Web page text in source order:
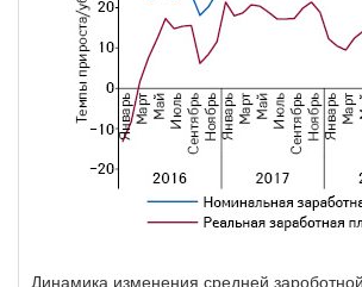
Динамика изменения средней